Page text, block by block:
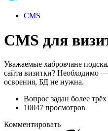
CMS
CMS для
Уважаемые хабровчане
сайта визитки? Необходимо
освоения, БД не нужна.
Вопрос задан более
10047 просмотров
Комментировать